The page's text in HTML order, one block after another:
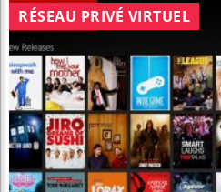
RÉSEAU PRIVÉ VIRTUEL